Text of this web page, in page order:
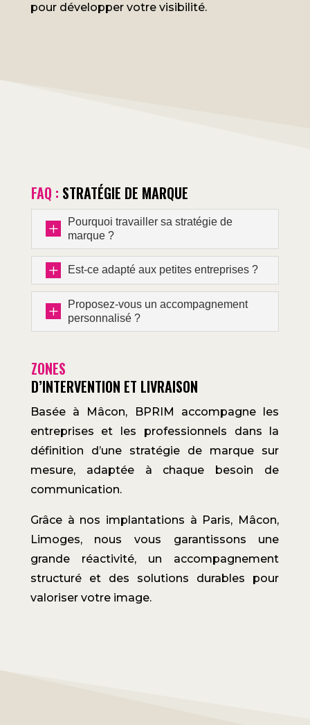
pour développer votre visibilité.
FAQ : STRATÉGIE DE MARQUE
L
Pourquoi travailler sa stratégie de
marque ?
L Est-ce adapté aux petites entreprises ?
L
Proposez-vous un accompagnement
personnalisé ?
ZONES
D’INTERVENTION ET LIVRAISON
Basée à Mâcon, BPRIM accompagne les
entreprises et les professionnels dans la
définition d’une stratégie de marque sur
mesure, adaptée à chaque besoin de
communication.
Grâce à nos implantations à Paris, Mâcon,
Limoges, nous vous garantissons une
grande réactivité, un accompagnement
structuré et des solutions durables pour
valoriser votre image.